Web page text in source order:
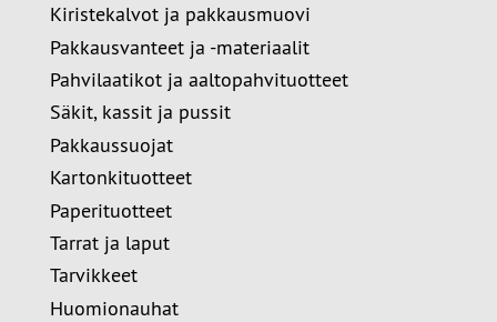
Kiristekalvot ja pakkausmuovi
Pakkausvanteet ja -materiaalit
Pahvilaatikot ja aaltopahvituotteet
Säkit, kassit ja pussit
Pakkaussuojat
Kartonkituotteet
Paperituotteet
Tarrat ja laput
Tarvikkeet
Huomionauhat